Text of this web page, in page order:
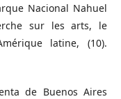
Nacional Nahuel
sur les arts, le
latine, (10).
de Buenos Aires